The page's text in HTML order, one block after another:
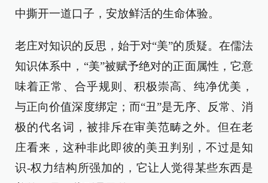
中撕开一道口子，安放鲜活的生命体验。
老庄对知识的反思，始于对“美”的质疑。在儒法
知识体系中，“美”被赋予绝对的正面属性，它意
味着正常、合乎规则、积极崇高、纯净优美，
与正向价值深度绑定；而“丑”是无序、反常、消
极的代名词，被排斥在审美范畴之外。但在老
庄看来，这种非此即彼的美丑判别，不过是知
识-权力结构所强加的，它让人觉得某些东西是